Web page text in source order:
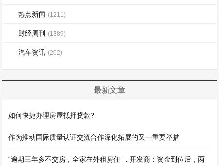
热点新闻 (1211)
财经周刊 (1389)
汽车资讯 (202)
最新文章
如何快捷办理房屋抵押贷款?
作为推动国际质量认证交流合作深化拓展的又一重要举措
“逾期三年多不交房，全家在外租房住”，开发商：资金到位后，两